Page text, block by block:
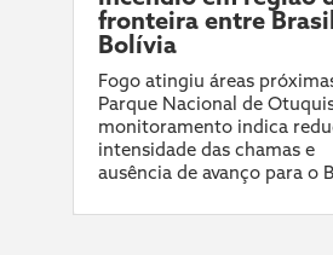
fronteira entre
Bolívia
Fogo atingiu áreas
Parque Nacional de
monitoramento indica
intensidade das chamas e
ausência de avanço para o